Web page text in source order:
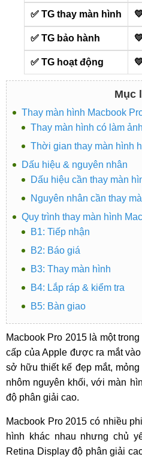
✅ TG thay màn hình
✅ TG bảo hành
✅ TG hoạt động
Mục
Thay màn hình Macbook
Thay màn hình có làm
Thời gian thay màn hình
Dấu hiệu & nguyên nhân
Dấu hiệu cần thay màn
Nguyên nhân cần thay
Quy trình thay màn hình
B1: Tiếp nhận
B2: Báo giá
B3: Thay màn hình
B4: Lắp ráp & kiểm tra
B5: Bàn giao
Macbook Pro 2015 là một
cấp của Apple được ra mắt
sở hữu thiết kế đẹp mắt,
nhôm nguyên khối, với màn
độ phân giải cao.
Macbook Pro 2015 có nhiều
hình khác nhau nhưng chủ
Retina Display độ phân giải